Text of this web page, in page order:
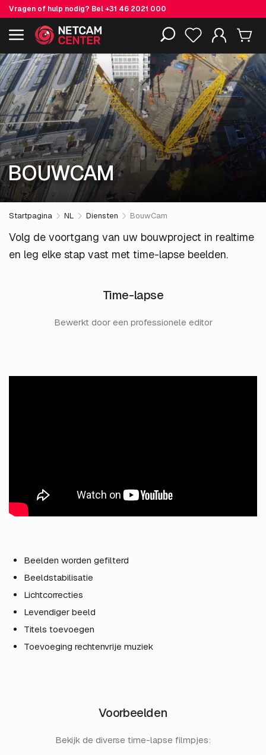
Vragen of hulp nodig? Bel+31 46 2021 000
Inclusief EOL-producten
BOUWCAM
Startpagina NL Diensten BouwCam
Volg de voortgang van uw bouwproject in realtime
en leg elke stap vast met time-lapse beelden.
Time-lapse
Bewerkt door een professionele editor
Beelden worden gefilterd
Beeldstabilisatie
Lichtcorrecties
Levendiger beeld
Titels toevoegen
Toevoeging rechtenvrije muziek
Voorbeelden
Bekijk de diverse time-lapse filmpjes: